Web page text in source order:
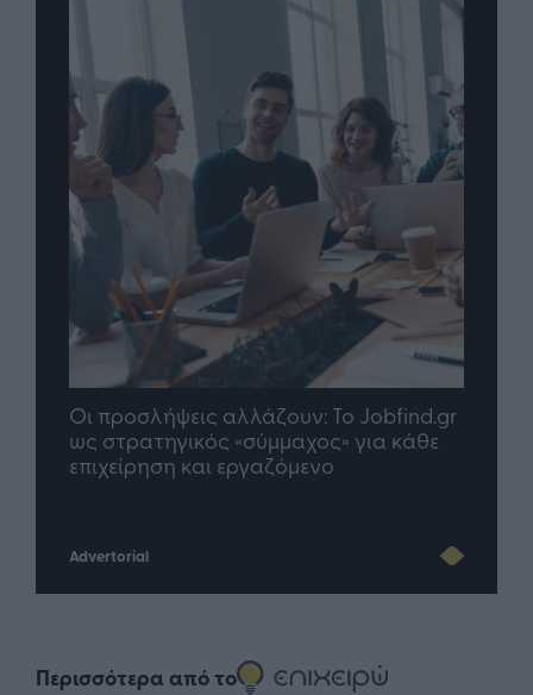
Οι προσλήψεις αλλάζουν: To Jobfind.gr
ως στρατηγικός «σύμμαχος» για κάθε
επιχείρηση και εργαζόμενο
Advertorial
Περισσότερα από το